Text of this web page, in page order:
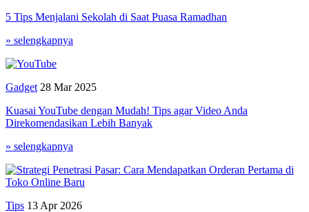
5 Tips Menjalani Sekolah di Saat Puasa Ramadhan
» selengkapnya
Gadget 28 Mar 2025
Kuasai YouTube dengan Mudah! Tips agar Video Anda
Direkomendasikan Lebih Banyak
» selengkapnya
Tips 13 Apr 2026